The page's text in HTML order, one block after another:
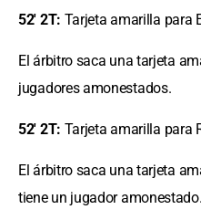
52' 2T: Tarjeta amarilla para
El árbitro saca una tarjeta
jugadores amonestados.
52' 2T: Tarjeta amarilla para
El árbitro saca una tarjeta
tiene un jugador amonestado.